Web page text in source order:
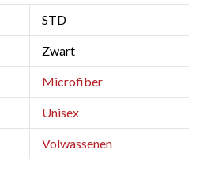
STD
Zwart
Microfiber
Unisex
Volwassenen